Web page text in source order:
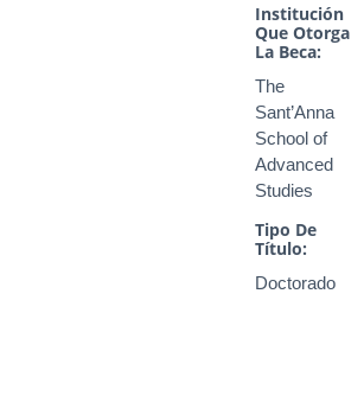
Institución
Que Otorga
La Beca:
The
Sant’Anna
School of
Advanced
Studies
Tipo De
Título:
Doctorado